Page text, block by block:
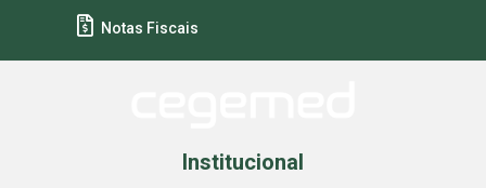
Notas Fiscais
Institucional